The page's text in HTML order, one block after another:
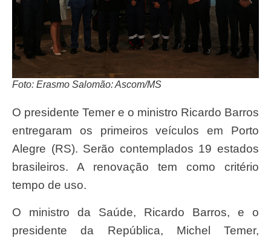
Foto: Erasmo Salomão: Ascom/MS
O presidente Temer e o ministro Ricardo Barros
entregaram os primeiros veículos em Porto
Alegre (RS). Serão contemplados 19 estados
brasileiros. A renovação tem como critério
tempo de uso.
O ministro da Saúde, Ricardo Barros, e o
presidente da República, Michel Temer,